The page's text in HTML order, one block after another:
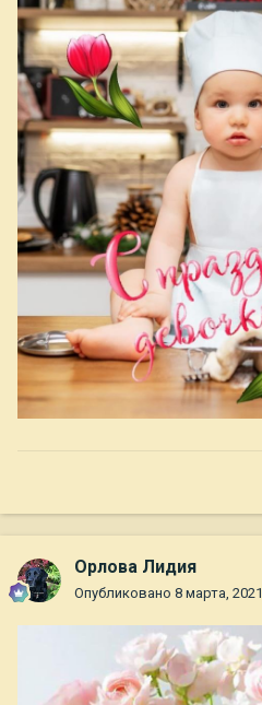
Орлова Лидия
Опубликовано 8 марта, 2021